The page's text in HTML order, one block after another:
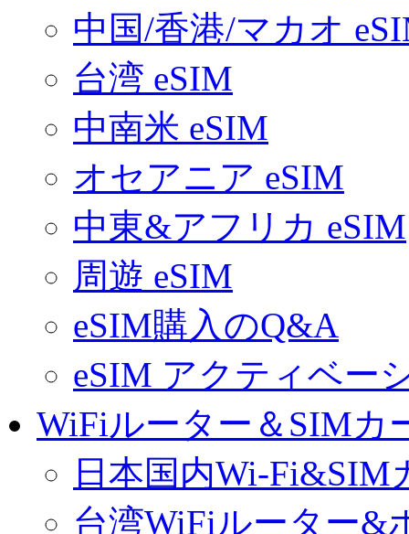
中国/香港/マカオ
台湾 eSIM
中南米 eSIM
オセアニア eSIM
中東&アフリカ eSIM
周遊 eSIM
eSIM購入のQ&A
eSIM アクティベー
WiFiルーター＆SIMカ
日本国内Wi-Fi&SIM
台湾WiFiルーター&